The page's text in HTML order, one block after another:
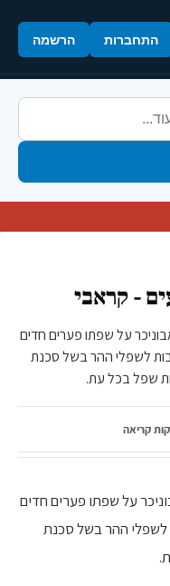
התחברות הרשמה
- קראבי
על שפתו פערים חדים
לשפלי ההר בשל סכנת
שפל בכל עת.
על שפתו פערים חדים
לשפלי ההר בשל סכנת